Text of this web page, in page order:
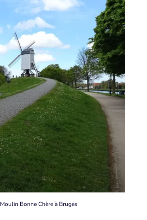
Moulin Bonne Chère à Bruges